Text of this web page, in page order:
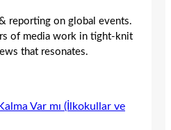
reporting on global events.
of media work in tight-knit
that resonates.
Var mı (İlkokullar ve